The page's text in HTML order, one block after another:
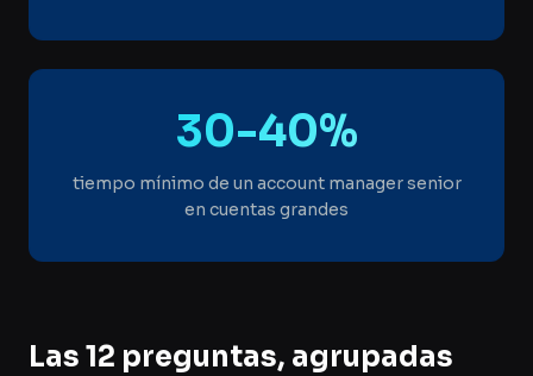
30-40%
tiempo mínimo de un account manager senior
en cuentas grandes
Las 12 preguntas, agrupadas